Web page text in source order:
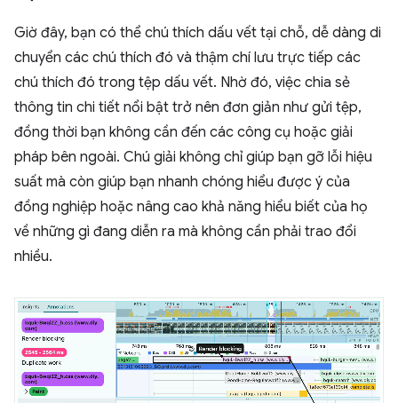
Giờ đây, bạn có thể chú thích dấu vết tại chỗ, dễ dàng di
chuyển các chú thích đó và thậm chí lưu trực tiếp các
chú thích đó trong tệp dấu vết. Nhờ đó, việc chia sẻ
thông tin chi tiết nổi bật trở nên đơn giản như gửi tệp,
đồng thời bạn không cần đến các công cụ hoặc giải
pháp bên ngoài. Chú giải không chỉ giúp bạn gỡ lỗi hiệu
suất mà còn giúp bạn nhanh chóng hiểu được ý của
đồng nghiệp hoặc nâng cao khả năng hiểu biết của họ
về những gì đang diễn ra mà không cần phải trao đổi
nhiều.